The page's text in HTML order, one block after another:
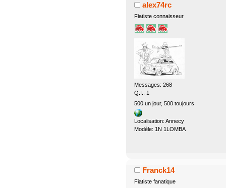
alex74rc
Fiatiste connaisseur
Messages: 268
Q.I.: 1
500 un jour, 500 toujours
Localisation: Annecy
Modèle: 1N 1LOMBA
Franck14
Fiatiste fanatique